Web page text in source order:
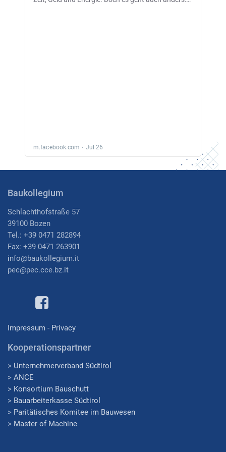
Baukollegium
Schlachthofstraße 57
39100 Bozen
Tel.: +39 0471 282894
Fax: +39 0471 263901
info@baukollegium.it
pec@pec.cce.bz.it
Impressum - Privacy
Kooperationspartner
> Unternehmerverband Südtirol
> ANCE
> Konsortium Bauschutt
> Bauarbeiterkasse Südtirol
> Paritätisches Komitee im Bauwesen
> Master of Machine